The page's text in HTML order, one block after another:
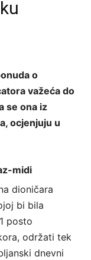
o
važeća do
se ona iz
ocjenjuju u
dioničara
bi bila
posto
održati tek
dnevni